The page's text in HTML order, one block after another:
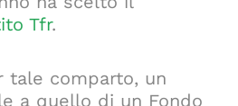
Tfr.
tale comparto, un
a quello di un Fondo